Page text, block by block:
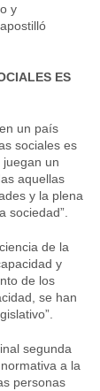
y
ES
un país
sociales es
un
aquellas
y la plena
sociedad”.
de la
y
de los
se han
segunda
a la
personas